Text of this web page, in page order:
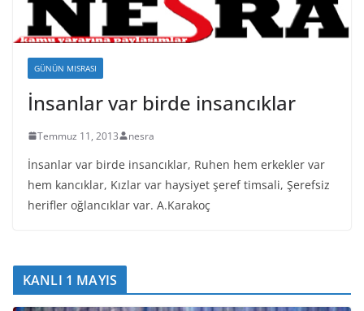
GÜNÜN MISRASI
İnsanlar var birde insancıklar
Temmuz 11, 2013 nesra
İnsanlar var birde insancıklar, Ruhen hem erkekler var
hem kancıklar, Kızlar var haysiyet şeref timsali, Şerefsiz
herifler oğlancıklar var. A.Karakoç
KANLI 1 MAYIS